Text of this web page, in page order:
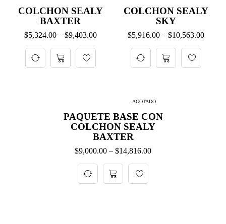
COLCHON SEALY
BAXTER
$5,324.00 – $9,403.00
COLCHON SEALY
SKY
$5,916.00 – $10,563.00
AGOTADO
PAQUETE BASE CON
COLCHON SEALY
BAXTER
$9,000.00 – $14,816.00